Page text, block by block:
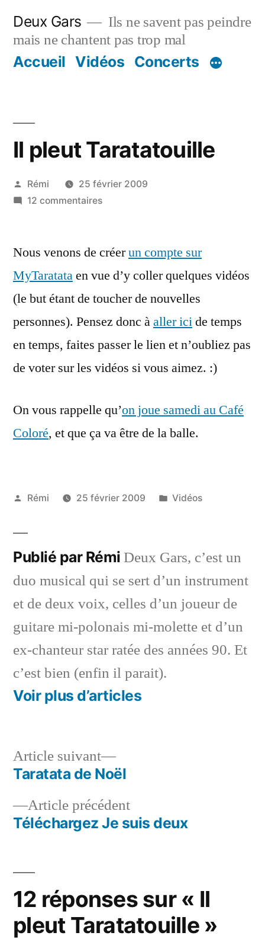
contenu
Deux Gars
Ils ne savent pas peindre
mais ne chantent pas trop mal
Accueil Vidéos Concerts
Il pleut Taratatouille
Publié
par
Rémi
25 février 2009
12 commentairessur
Taratatouille
Nous venons de créerun compte sur
MyTaratataen vue d’y coller quelques vidéos
(le but étant de toucher de nouvelles
personnes). Pensez donc àaller icide temps
en temps, faites passer le lien et n’oubliez pas
de voter sur les vidéos si vous aimez. :)
On vous rappelle qu’on joue samedi au Café
Coloré, et que ça va être de la balle.
Publié
Rémi 25 février 2009
Publié
Vidéos
Publié par RémiDeux Gars, c’est un
duo musical qui se sert d’un instrument
et de deux voix, celles d’un joueur de
guitare mi-polonais mi-molette et d’un
ex-chanteur star ratée des années 90. Et
c’est bien (enfin il parait).
Voir plus d’articles
Navigation
de
l’article
Article précédentArticle
précédent :
Téléchargez Je suis deux
Article suivant
Article
suivant :
Taratata de Noël
12 réponses sur « Il
pleut Taratatouille »